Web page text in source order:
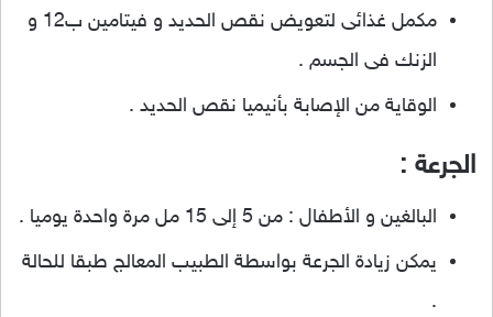
مكمل غذائى لتعويض نقص الحديد و فيتامين ب12 و
الزنك فى الجسم .
الوقاية من الإصابة بأنيميا نقص الحديد .
الجرعة :
البالغين و الأطفال : من 5 إلى 15 مل مرة واحدة يوميا .
يمكن زيادة الجرعة بواسطة الطبيب المعالج طبقا للحالة
.